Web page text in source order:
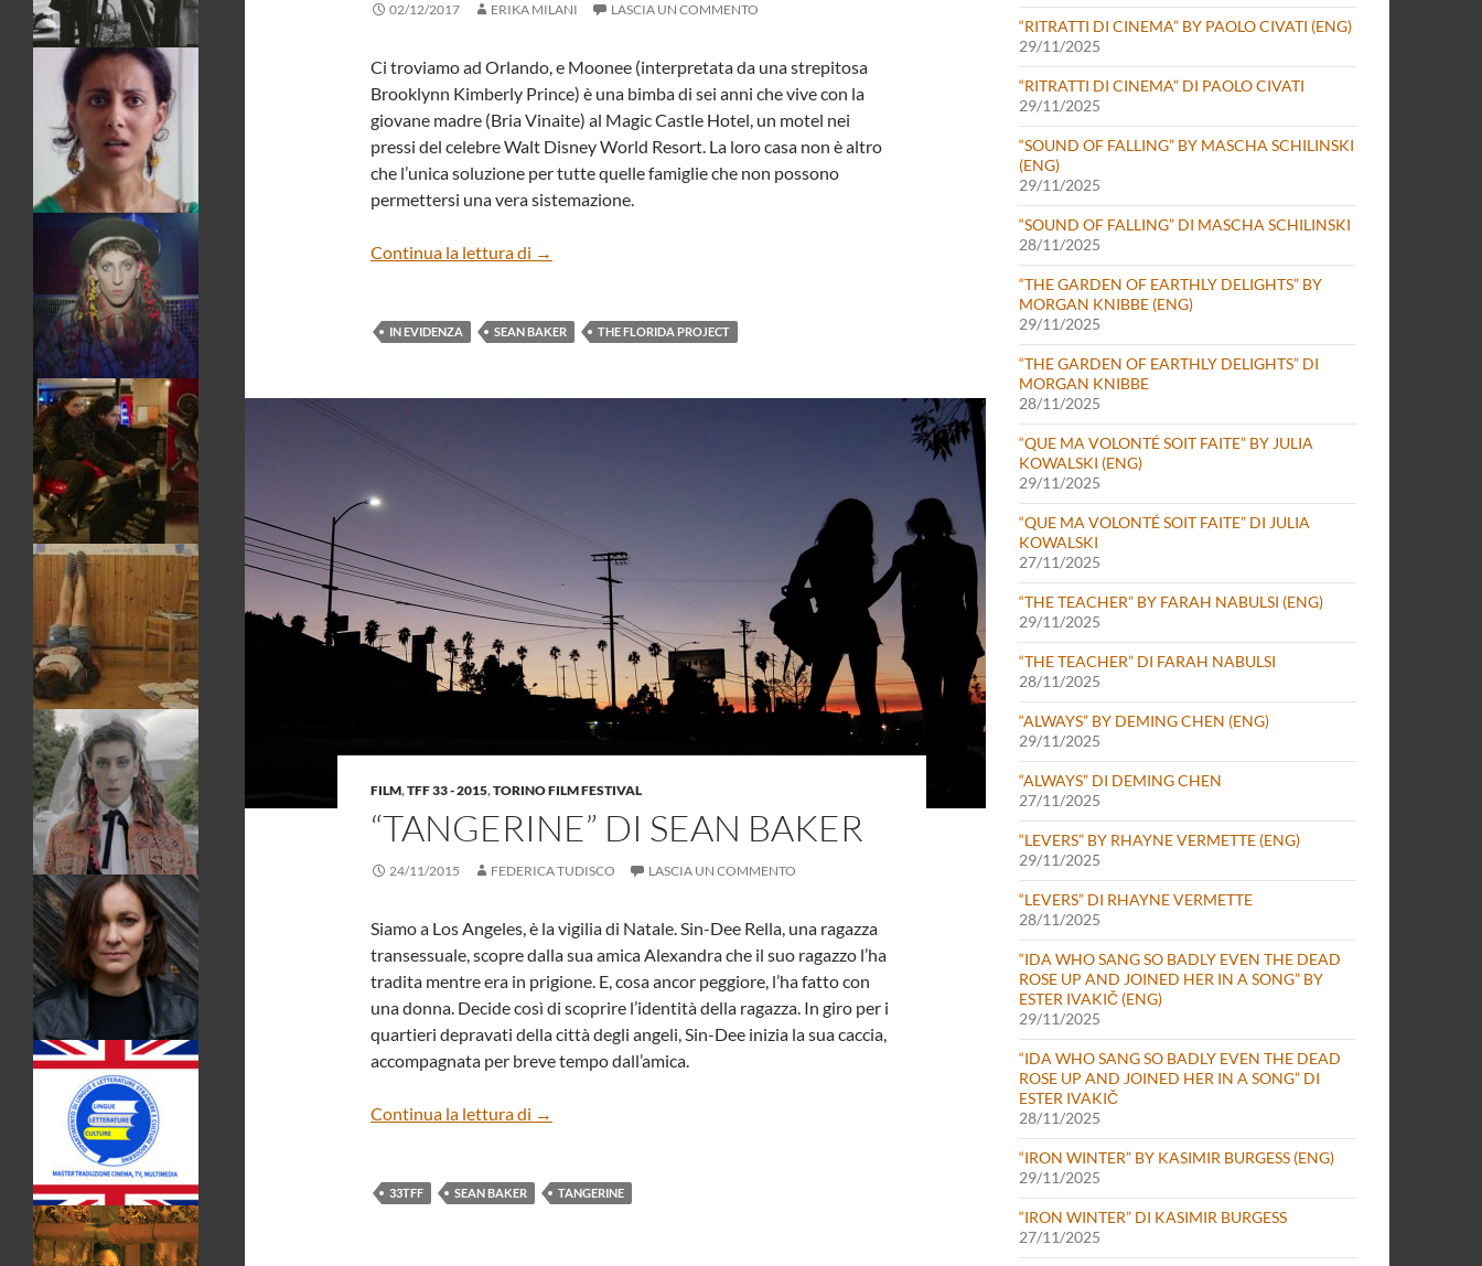
02/12/2017 ERIKA MILANI LASCIA UN COMMENTO
Ci troviamo ad Orlando, e Moonee (interpretata da una strepitosa
Brooklynn Kimberly Prince) è una bimba di sei anni che vive con la
giovane madre (Bria Vinaite) al Magic Castle Hotel, un motel nei
pressi del celebre Walt Disney World Resort. La loro casa non è altro
che l’unica soluzione per tutte quelle famiglie che non possono
permettersi una vera sistemazione.
Continua la lettura di “The Florida Project” di Sean Baker
→
IN EVIDENZA SEAN BAKER THE FLORIDA PROJECT
FILM,TFF 33 - 2015,TORINO FILM FESTIVAL
“TANGERINE” DI SEAN BAKER
24/11/2015 FEDERICA TUDISCO LASCIA UN COMMENTO
Siamo a Los Angeles, è la vigilia di Natale. Sin-Dee Rella, una ragazza
transessuale, scopre dalla sua amica Alexandra che il suo ragazzo l’ha
tradita mentre era in prigione. E, cosa ancor peggiore, l’ha fatto con
una donna. Decide così di scoprire l’identità della ragazza. In giro per i
quartieri depravati della città degli angeli, Sin-Dee inizia la sua caccia,
accompagnata per breve tempo dall’amica.
Continua la lettura di “Tangerine” di Sean Baker
→
33TFF SEAN BAKER TANGERINE
“RITRATTI DI CINEMA” BY PAOLO CIVATI (ENG)
29/11/2025
“RITRATTI DI CINEMA” DI PAOLO CIVATI
29/11/2025
“SOUND OF FALLING” BY MASCHA SCHILINSKI
(ENG)
29/11/2025
“SOUND OF FALLING” DI MASCHA SCHILINSKI
28/11/2025
“THE GARDEN OF EARTHLY DELIGHTS” BY
MORGAN KNIBBE (ENG)
29/11/2025
“THE GARDEN OF EARTHLY DELIGHTS” DI
MORGAN KNIBBE
28/11/2025
“QUE MA VOLONTÉ SOIT FAITE” BY JULIA
KOWALSKI (ENG)
29/11/2025
“QUE MA VOLONTÉ SOIT FAITE” DI JULIA
KOWALSKI
27/11/2025
“THE TEACHER” BY FARAH NABULSI (ENG)
29/11/2025
“THE TEACHER” DI FARAH NABULSI
28/11/2025
“ALWAYS” BY DEMING CHEN (ENG)
29/11/2025
“ALWAYS” DI DEMING CHEN
27/11/2025
“LEVERS” BY RHAYNE VERMETTE (ENG)
29/11/2025
“LEVERS” DI RHAYNE VERMETTE
28/11/2025
“IDA WHO SANG SO BADLY EVEN THE DEAD
ROSE UP AND JOINED HER IN A SONG” BY
ESTER IVAKIČ (ENG)
29/11/2025
“IDA WHO SANG SO BADLY EVEN THE DEAD
ROSE UP AND JOINED HER IN A SONG” DI
ESTER IVAKIČ
28/11/2025
“IRON WINTER” BY KASIMIR BURGESS (ENG)
29/11/2025
“IRON WINTER” DI KASIMIR BURGESS
27/11/2025